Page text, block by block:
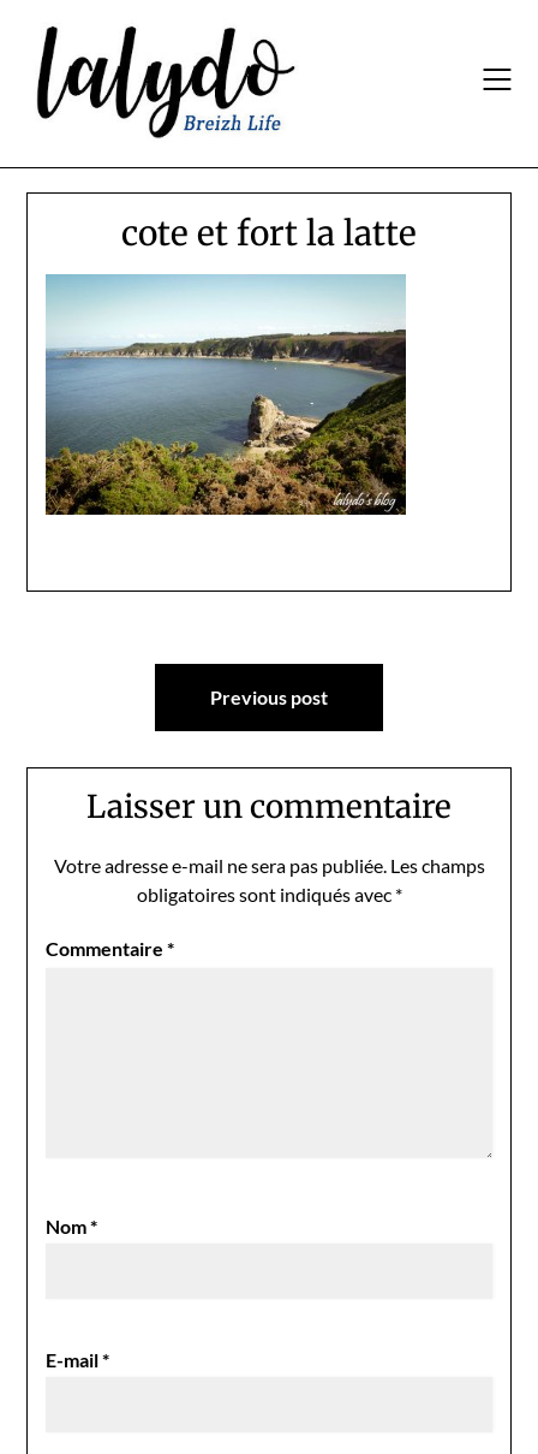
content
cote et fort la latte
Navigation
Previous post
Laisser un commentaire
Votre adresse e-mail ne sera pas publiée. Les champs
obligatoires sont indiqués avec *
Commentaire*
Nom*
E-mail*